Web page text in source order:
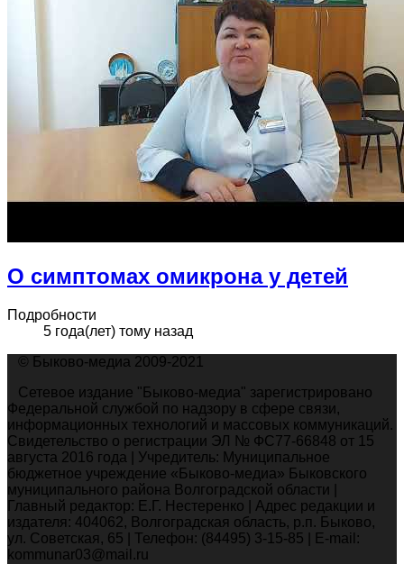
О симптомах омикрона у детей
Подробности
5 года(лет) тому назад
© Быково-медиа 2009-2021
Сетевое издание "Быково-медиа" зарегистрировано
Федеральной службой по надзору в сфере связи,
информационных технологий и массовых коммуникаций.
Свидетельство о регистрации ЭЛ № ФС77-66848 от 15
августа 2016 года | Учредитель: Муниципальное
бюджетное учреждение «Быково-медиа» Быковского
муниципального района Волгоградской области |
Главный редактор: Е.Г. Нестеренко | Адрес редакции и
издателя: 404062, Волгоградская область, р.п. Быково,
ул. Советская, 65 | Телефон: (84495) 3-15-85 | E-mail:
kommunar03@mail.ru